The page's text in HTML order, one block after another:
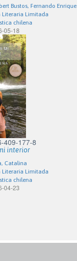
Bustos, Fernando Enrique
Literaria Limitada
chilena
05-18
409-177-8
interior
Catalina
Literaria Limitada
chilena
04-23